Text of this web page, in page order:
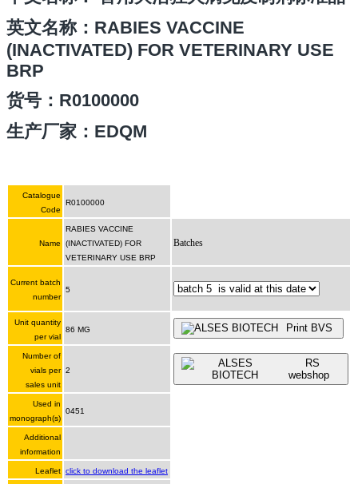
英文名称：RABIES VACCINE
(INACTIVATED) FOR VETERINARY USE
BRP
货号： R0100000
生产厂家：EDQM
Catalogue
Code
R0100000
Name
RABIES VACCINE
(INACTIVATED) FOR
VETERINARY USE BRP
Batches
Current batch
number
5
Unit quantity
per vial
86 MG Print BVS
Number of
vials per
sales unit
2
RS
webshop
Used in
monograph(s)
0451
Additional
information
Leaflet click to download the leaflet